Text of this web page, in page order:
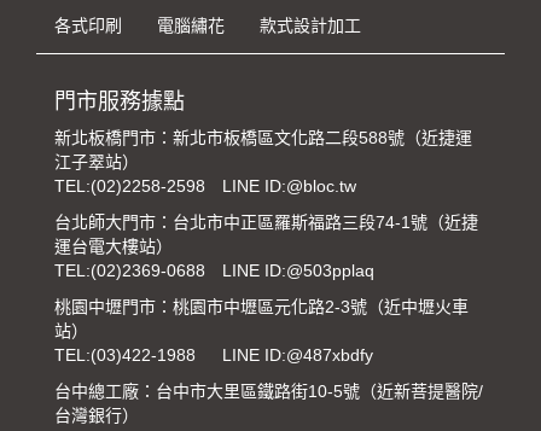
各式印刷 電腦繡花 款式設計加工
門市服務據點
新北板橋門市：新北市板橋區文化路二段588號（近捷運
江子翠站）
TEL:(02)2258-2598
LINE ID:@bloc.tw
台北師大門市：台北市中正區羅斯福路三段74-1號（近捷
運台電大樓站）
TEL:(02)2369-0688
LINE ID:@503pplaq
桃園中壢門市：桃園市中壢區元化路2-3號（近中壢火車
站）
TEL:(03)422-1988
LINE ID:@487xbdfy
台中總工廠：台中市大里區鐵路街10-5號（近新菩提醫院/
台灣銀行）